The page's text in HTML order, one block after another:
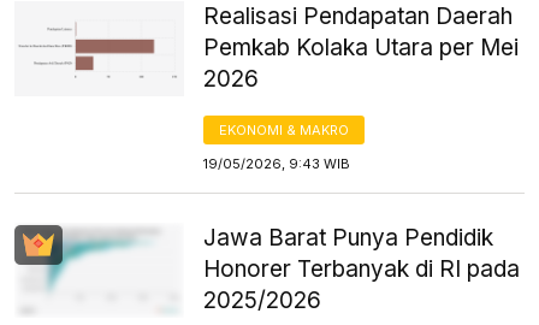
Realisasi Pendapatan Daerah
Pemkab Kolaka Utara per Mei
2026
EKONOMI & MAKRO
19/05/2026, 9:43 WIB
Jawa Barat Punya Pendidik
Honorer Terbanyak di RI pada
2025/2026